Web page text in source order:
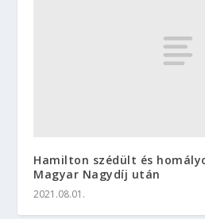
Hamilton szédült és
Magyar Nagydíj után
2021.08.01.